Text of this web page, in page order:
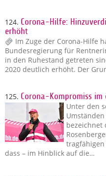
124. Corona-Hilfe:
erhöht
Im Zuge der Corona-Hilfe
Bundesregierung für
in den Ruhestand getreten
2020 deutlich erhöht. Der
125. Corona-Kompromiss
Unter den
bezeichnet
tragfähigen
dass – im Hinblick auf die…